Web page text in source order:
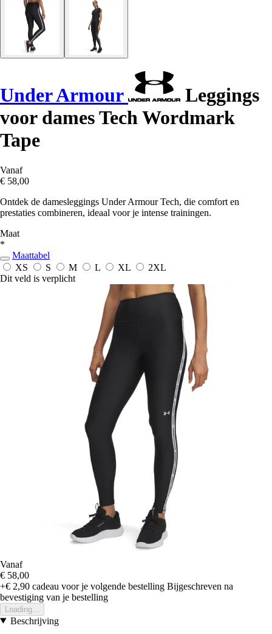
Under Armour
Leggings
voor dames Tech Wordmark
Tape
Vanaf
€ 58,00
Ontdek de damesleggings Under Armour Tech, die comfort en
prestaties combineren, ideaal voor je intense trainingen.
Maat
*
Maattabel
XS
S M L XL
2XL
Dit veld is verplicht
Vanaf
€ 58,00
+€ 2,90 cadeau voor je volgende bestelling Bijgeschreven na
bevestiging van je bestelling
Loading...
Beschrijving